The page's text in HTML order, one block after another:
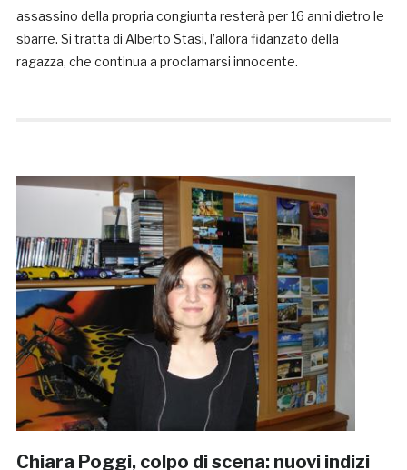
assassino della propria congiunta resterà per 16 anni dietro le
sbarre. Si tratta di Alberto Stasi, l’allora fidanzato della
ragazza, che continua a proclamarsi innocente.
Chiara Poggi, colpo di scena: nuovi indizi